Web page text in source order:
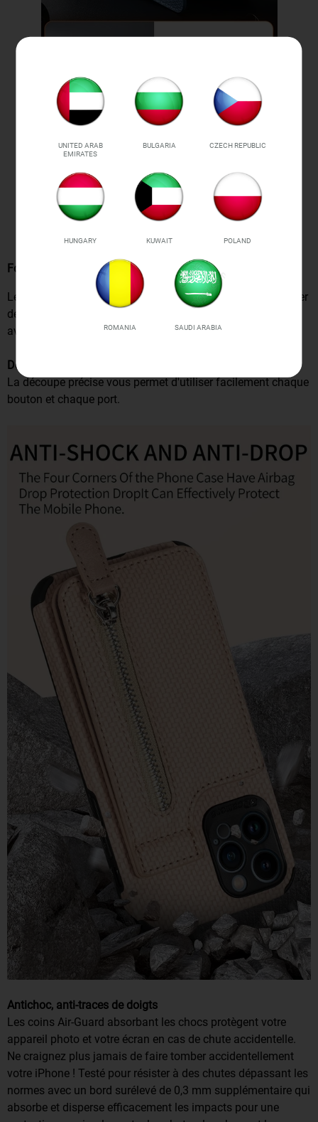
Fonctions de la béquille
Les fonctions de la béquille sont pratiques pour lire, regarder
des vidéos, naviguer sur le Web et discuter en face à face
avec des amis.
Découpe précise et sensation de la poignée
La découpe précise vous permet d'utiliser facilement chaque
bouton et chaque port.
Antichoc, anti-traces de doigts
Les coins Air-Guard absorbant les chocs protègent votre
appareil photo et votre écran en cas de chute accidentelle.
Ne craignez plus jamais de faire tomber accidentellement
votre iPhone ! Testé pour résister à des chutes dépassant les
normes avec un bord surélevé de 0,3 mm supplémentaire qui
absorbe et disperse efficacement les impacts pour une
UNITED ARAB
EMIRATES
BULGARIA CZECH REPUBLIC
HUNGARY KUWAIT POLAND
ROMANIA SAUDI ARABIA